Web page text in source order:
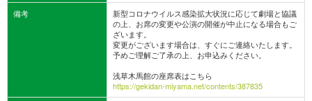
備考
新型コロナウイルス感染拡大状況に応じて劇場と協議
の上、お席の変更や公演の開催が中止になる場合もご
ざいます。
変更がございます場合は、すぐにご連絡いたします。
予めご理解ご了承の上、お申込みください。
浅草木馬館の座席表はこちら
https://gekidan-miyama.net/contents/387835